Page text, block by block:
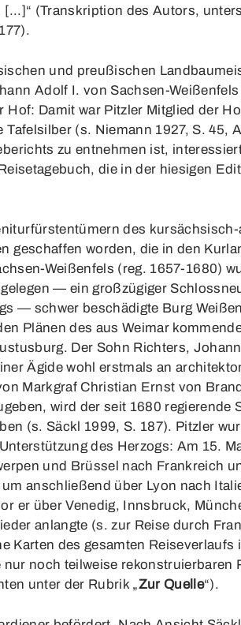
(Transkription des Autors,
und preußischen
Adolf I. von Sachsen-
Hof: Damit war Pitzler Mitglied der
(s. Niemann 1927, S. 45,
zu entnehmen ist,
die in der hiesigen
des
geschaffen worden, die in den
Weißenfels (reg. 1657-1680)
— ein großzügiger
— schwer beschädigte Burg
Plänen des aus Weimar
Der Sohn Richters,
Ägide wohl erstmals an
Markgraf Christian Ernst von
wird der seit 1680 regierende
(s. Säckl 1999, S. 187). Pitzler
des Herzogs: Am 15.
und Brüssel nach Frankreich
anschließend über Lyon nach
er über Venedig, Innsbruck,
anlangte (s. zur Reise durch
Karten des gesamten Reiseverlaufs
noch teilweise rekonstruierbaren
unter der Rubrik „Zur Quelle“).